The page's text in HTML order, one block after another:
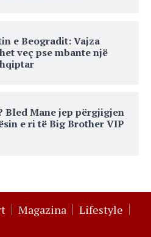
e Beogradit: Vajza
veç pse mbante një
Bled Mane jep përgjigjen
e ri të Big Brother VIP
Magazina Lifestyle